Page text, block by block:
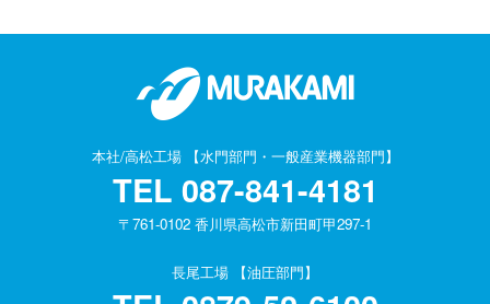
本社/高松工場 【水門部門・一般産業機器部門】
TEL 087-841-4181
〒761-0102 香川県高松市新田町甲297-1
長尾工場 【油圧部門】